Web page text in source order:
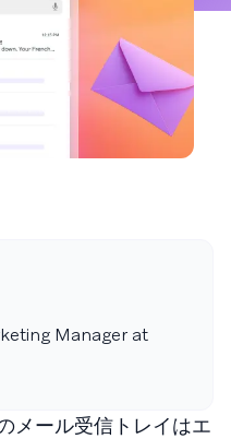
Manager at
メール受信トレイはエ